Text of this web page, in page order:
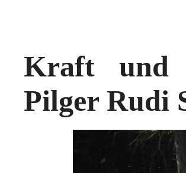
Kraft und
Pilger Rudi